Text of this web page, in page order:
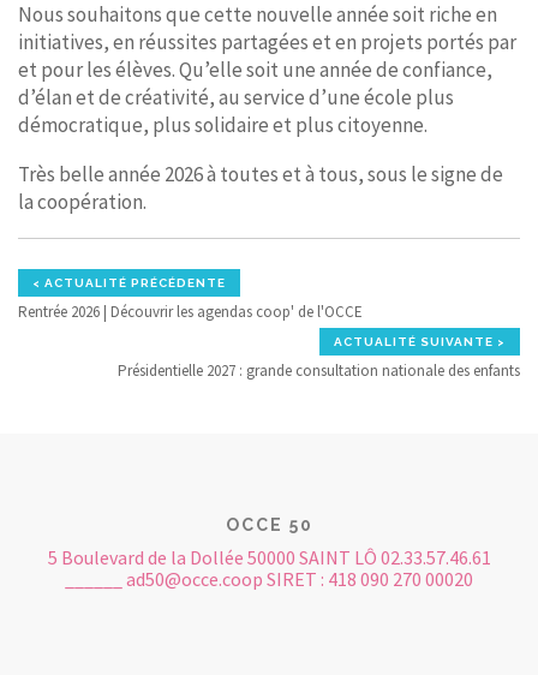
Nous souhaitons que cette nouvelle année soit riche en
initiatives, en réussites partagées et en projets portés par
et pour les élèves. Qu’elle soit une année de confiance,
d’élan et de créativité, au service d’une école plus
démocratique, plus solidaire et plus citoyenne.
Très belle année 2026 à toutes et à tous, sous le signe de
la coopération.
< ACTUALITÉ PRÉCÉDENTE
Rentrée 2026 | Découvrir les agendas coop' de l'OCCE
ACTUALITÉ SUIVANTE >
Présidentielle 2027 : grande consultation nationale des enfants
OCCE 50
5 Boulevard de la Dollée 50000 SAINT LÔ 02.33.57.46.61
______ ad50@occe.coop SIRET : 418 090 270 00020